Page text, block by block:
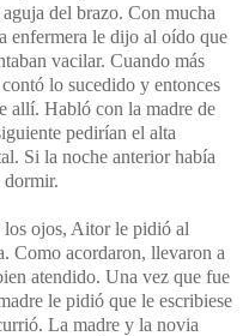
del brazo. Con mucha
enfermera le dijo al oído que
vacilar. Cuando más
lo sucedido y entonces
allí. Habló con la madre de
pedirían el alta
Si la noche anterior había
dormir.
los ojos, Aitor le pidió al
Como acordaron, llevaron a
atendido. Una vez que fue
le pidió que le escribiese
La madre y la novia